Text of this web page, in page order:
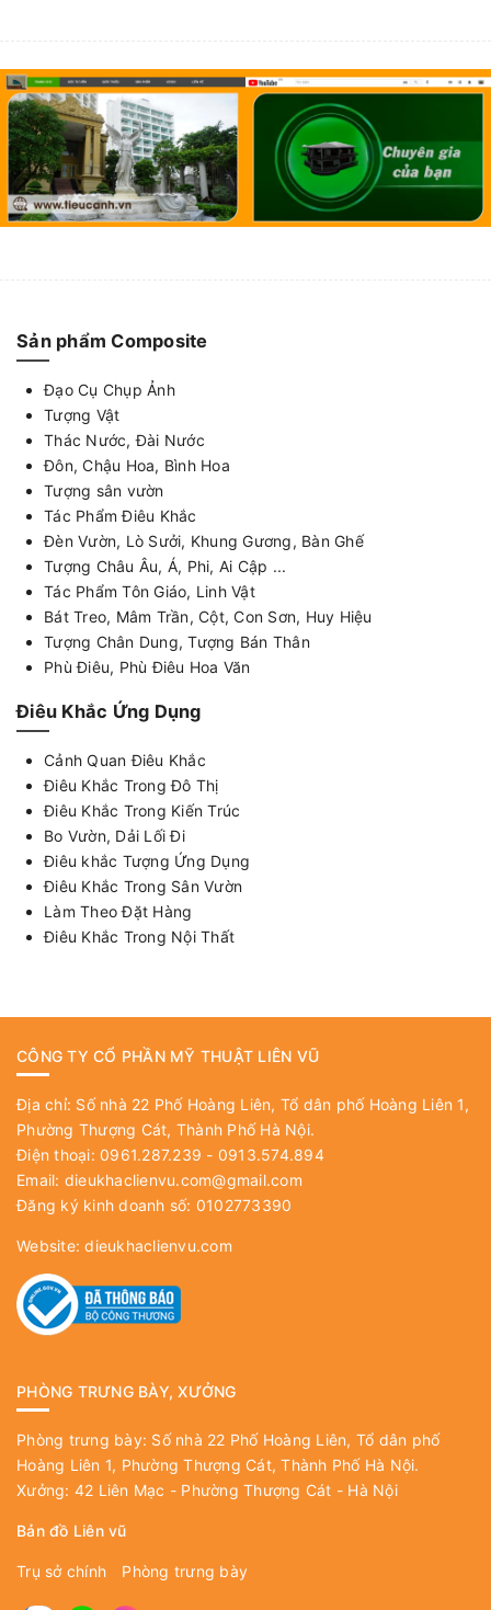
Sản phẩm Composite
Đạo Cụ Chụp Ảnh
Tượng Vật
Thác Nước, Đài Nước
Đôn, Chậu Hoa, Bình Hoa
Tượng sân vườn
Tác Phẩm Điêu Khắc
Đèn Vườn, Lò Sưởi, Khung Gương, Bàn Ghế
Tượng Châu Âu, Á, Phi, Ai Cập ...
Tác Phẩm Tôn Giáo, Linh Vật
Bát Treo, Mâm Trần, Cột, Con Sơn, Huy Hiệu
Tượng Chân Dung, Tượng Bán Thân
Phù Điêu, Phù Điêu Hoa Văn
Điêu Khắc Ứng Dụng
Cảnh Quan Điêu Khắc
Điêu Khắc Trong Đô Thị
Điêu Khắc Trong Kiến Trúc
Bo Vườn, Dải Lối Đi
Điêu khắc Tượng Ứng Dụng
Điêu Khắc Trong Sân Vườn
Làm Theo Đặt Hàng
Điêu Khắc Trong Nội Thất
CÔNG TY CỔ PHẦN MỸ THUẬT LIÊN VŨ
Địa chỉ: Số nhà 22 Phố Hoàng Liên, Tổ dân phố Hoàng Liên 1,
Phường Thượng Cát, Thành Phố Hà Nội.
Điện thoại: 0961.287.239 - 0913.574.894
Email: dieukhaclienvu.com@gmail.com
Đăng ký kinh doanh số: 0102773390
Website:dieukhaclienvu.com
PHÒNG TRƯNG BÀY, XƯỞNG
Phòng trưng bày: Số nhà 22 Phố Hoàng Liên, Tổ dân phố
Hoàng Liên 1, Phường Thượng Cát, Thành Phố Hà Nội.
Xưởng: 42 Liên Mạc - Phường Thượng Cát - Hà Nội
Bản đồ Liên vũ
Trụ sở chính Phòng trưng bày